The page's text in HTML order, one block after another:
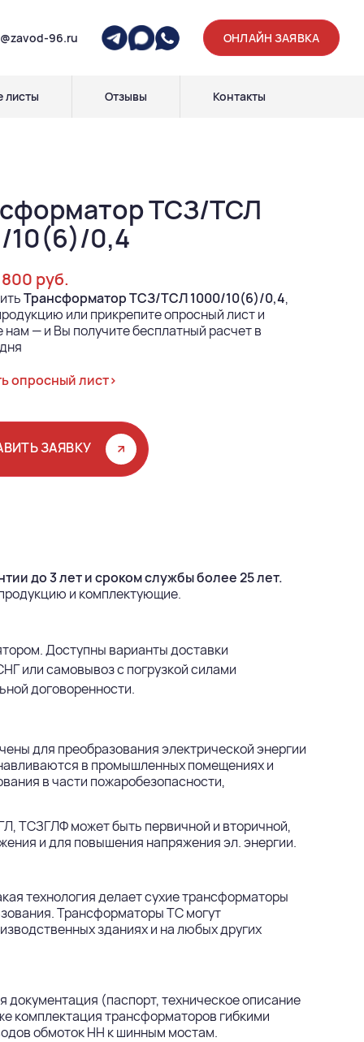
96.ru ОНЛАЙН ЗАЯВКА
листы Отзывы Контакты
ТСЗ/ТСЛ
10(6)/0,4
800 руб.
Трансформатор ТСЗ/ТСЛ 1000/10(6)/0,4,
или прикрепите опросный лист и
нам — и Вы получите бесплатный расчет в
опросный лист>
ЗАЯВКУ
до 3 лет и сроком службы более 25 лет.
и комплектующие.
Доступны варианты доставки
или самовывоз с погрузкой силами
договоренности.
для преобразования электрической энергии
в промышленных помещениях и
в части пожаробезопасности,
ТСЗГЛФ может быть первичной и вторичной,
и для повышения напряжения эл. энергии.
технология делает сухие трансформаторы
Трансформаторы ТС могут
зданиях и на любых других
документация (паспорт, техническое описание
комплектация трансформаторов гибкими
обмоток НН к шинным мостам.